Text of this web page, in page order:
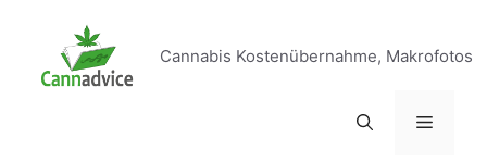
Cannabis Kostenübernahme, Makrofotos